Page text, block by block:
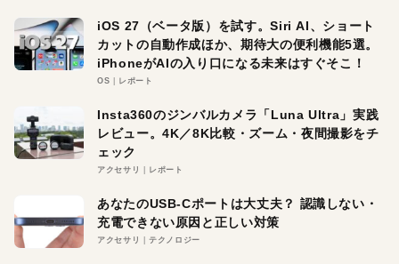
iOS 27（ベータ版）を試す。Siri AI、ショート
カットの自動作成ほか、期待大の便利機能5選。
iPhoneがAIの入り口になる未来はすぐそこ！
OS レポート
Insta360のジンバルカメラ「Luna Ultra」実践
レビュー。4K／8K比較・ズーム・夜間撮影をチ
ェック
アクセサリ レポート
あなたのUSB-Cポートは大丈夫？ 認識しない・
充電できない原因と正しい対策
アクセサリ テクノロジー